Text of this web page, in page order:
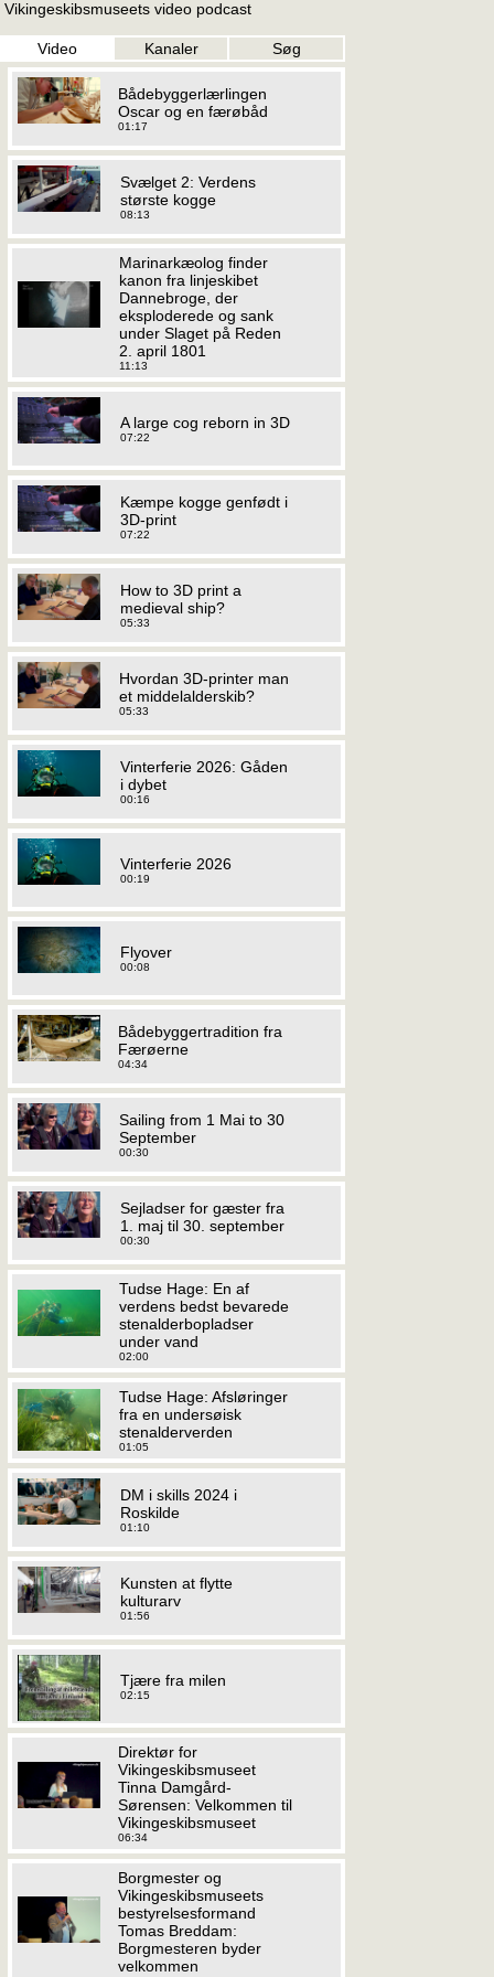
Vikingeskibsmuseets video podcast
Video Kanaler Søg
Bådebyggerlærlingen
Oscar og en færøbåd
01:17
Svælget 2: Verdens
største kogge
08:13
Marinarkæolog finder
kanon fra linjeskibet
Dannebroge, der
eksploderede og sank
under Slaget på Reden
2. april 1801
11:13
A large cog reborn in 3D
07:22
Kæmpe kogge genfødt i
3D-print
07:22
How to 3D print a
medieval ship?
05:33
Hvordan 3D-printer man
et middelalderskib?
05:33
Vinterferie 2026: Gåden
i dybet
00:16
Vinterferie 2026
00:19
Flyover
00:08
Bådebyggertradition fra
Færøerne
04:34
Sailing from 1 Mai to 30
September
00:30
Sejladser for gæster fra
1. maj til 30. september
00:30
Tudse Hage: En af
verdens bedst bevarede
stenalderbopladser
under vand
02:00
Tudse Hage: Afsløringer
fra en undersøisk
stenalderverden
01:05
DM i skills 2024 i
Roskilde
01:10
Kunsten at flytte
kulturarv
01:56
Tjære fra milen
02:15
Direktør for
Vikingeskibsmuseet
Tinna Damgård-
Sørensen: Velkommen til
Vikingeskibsmuseet
06:34
Borgmester og
Vikingeskibsmuseets
bestyrelsesformand
Tomas Breddam:
Borgmesteren byder
velkommen